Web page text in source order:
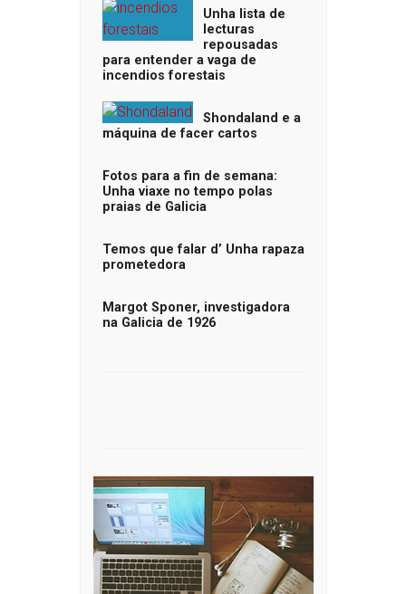
Unha lista de
lecturas
repousadas
para entender a vaga de
incendios forestais
Shondaland e a
máquina de facer cartos
Fotos para a fin de semana:
Unha viaxe no tempo polas
praias de Galicia
Temos que falar d’ Unha rapaza
prometedora
Margot Sponer, investigadora
na Galicia de 1926